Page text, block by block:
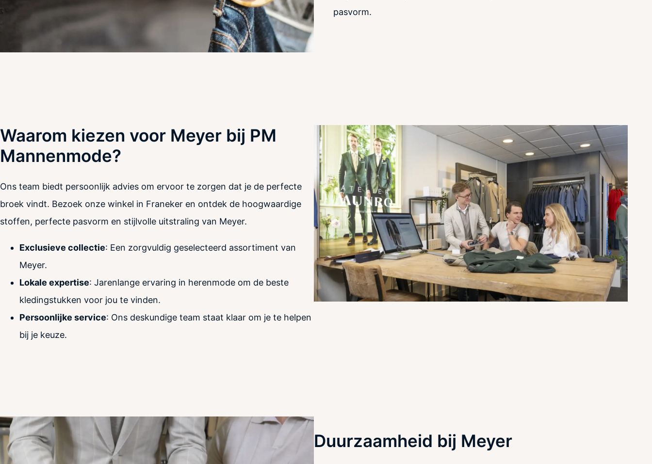
pasvorm.
Waarom kiezen voor Meyer bij PM
Mannenmode?
Ons team biedt persoonlijk advies om ervoor te zorgen dat je de perfecte
broek vindt. Bezoek onze winkel in Franeker en ontdek de hoogwaardige
stoffen, perfecte pasvorm en stijlvolle uitstraling van Meyer.
Exclusieve collectie: Een zorgvuldig geselecteerd assortiment van
Meyer.
Lokale expertise: Jarenlange ervaring in herenmode om de beste
kledingstukken voor jou te vinden.
Persoonlijke service: Ons deskundige team staat klaar om je te helpen
bij je keuze.
Duurzaamheid bij Meyer